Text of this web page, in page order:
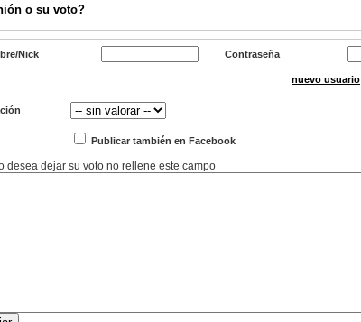
o su voto?
Nick Contraseña
nuevo usuario
Publicar también en Facebook
desea dejar su voto no rellene este campo